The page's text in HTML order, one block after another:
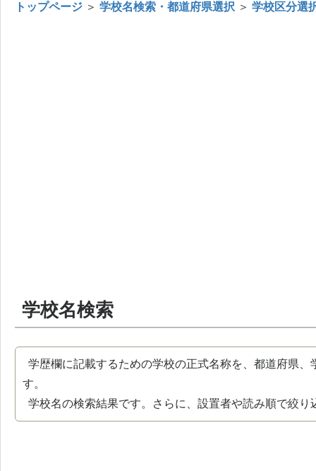
トップページ ＞ 学校名検索・都道府県選択 ＞ 学校区分選
学校名検索
学歴欄に記載するための学校の正式名称を、都道府県
す。
学校名の検索結果です。さらに、設置者や読み順で絞り